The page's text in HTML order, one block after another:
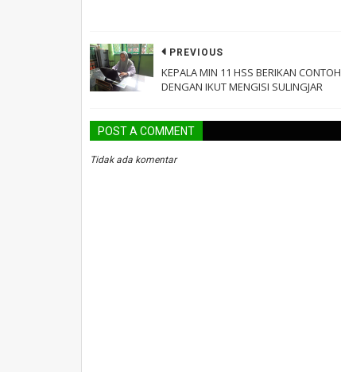
PREVIOUS
KEPALA MIN 11 HSS BERIKAN CONTOH
DENGAN IKUT MENGISI SULINGJAR
POST A COMMENT
Tidak ada komentar